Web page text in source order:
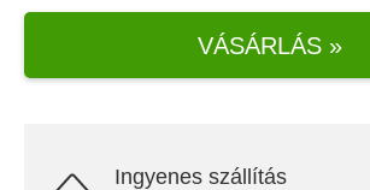
VÁSÁRLÁS »
Ingyenes szállítás